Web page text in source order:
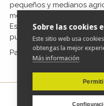
pequeños y medianos
medio rural social,
Es necesario contar con
puntual."
Para acceder al artículo
Sobre las cookies
Este sitio web usa
obtengas la mejor
Más información